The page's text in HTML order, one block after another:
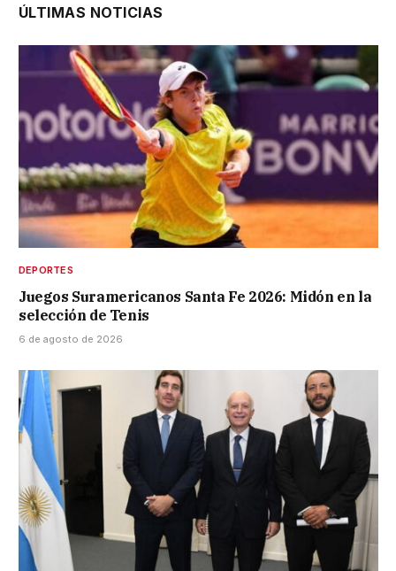
ÚLTIMAS NOTICIAS
DEPORTES
Juegos Suramericanos Santa Fe 2026: Midón en la
selección de Tenis
6 de agosto de 2026